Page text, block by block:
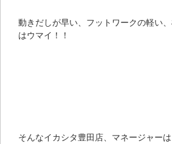
動きだしが早い、フットワークの軽い
はウマイ！！
そんなイカシタ豊田店、マネージャーは